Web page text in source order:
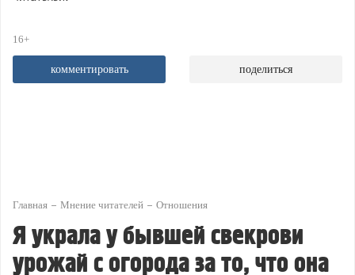
16+
комментировать поделиться
Главная Мнение читателей Отношения
Я украла у бывшей свекрови
урожай с огорода за то, что она